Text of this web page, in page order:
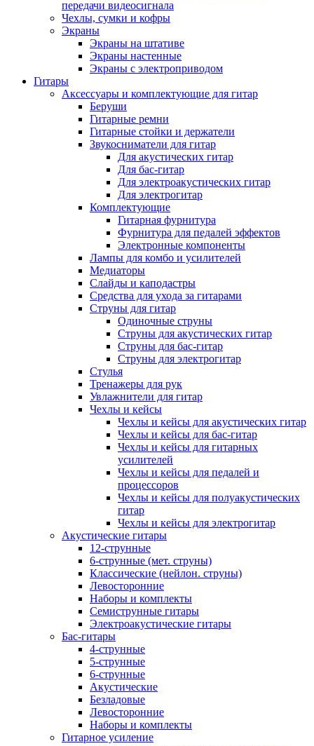
передачи видеосигнала
Чехлы, сумки и кофры
Экраны
Экраны на штативе
Экраны настенные
Экраны с электроприводом
Гитары
Аксессуары и комплектующие для гитар
Беруши
Гитарные ремни
Гитарные стойки и держатели
Звукосниматели для гитар
Для акустических гитар
Для бас-гитар
Для электроакустических гитар
Для электрогитар
Комплектующие
Гитарная фурнитура
Фурнитура для педалей эффектов
Электронные компоненты
Лампы для комбо и усилителей
Медиаторы
Слайды и каподастры
Средства для ухода за гитарами
Струны для гитар
Одиночные струны
Струны для акустических гитар
Струны для бас-гитар
Струны для электрогитар
Стулья
Тренажеры для рук
Увлажнители для гитар
Чехлы и кейсы
Чехлы и кейсы для акустических гитар
Чехлы и кейсы для бас-гитар
Чехлы и кейсы для гитарных
усилителей
Чехлы и кейсы для педалей и
процессоров
Чехлы и кейсы для полуакустических
гитар
Чехлы и кейсы для электрогитар
Акустические гитары
12-струнные
6-струнные (мет. струны)
Классические (нейлон. струны)
Левосторонние
Наборы и комплекты
Семиструнные гитары
Электроакустические гитары
Бас-гитары
4-струнные
5-струнные
6-струнные
Акустические
Безладовые
Левосторонние
Наборы и комплекты
Гитарное усиление